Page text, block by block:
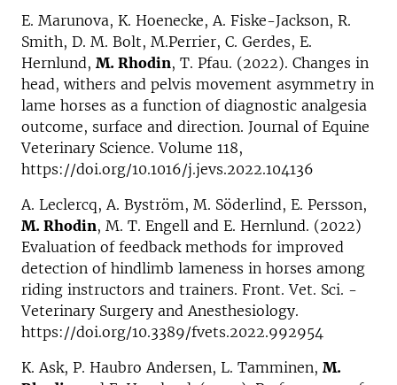
E. Marunova, K. Hoenecke, A. Fiske-Jackson, R.
Smith, D. M. Bolt, M.Perrier, C. Gerdes, E.
Hernlund, M. Rhodin, T. Pfau. (2022). Changes in
head, withers and pelvis movement asymmetry in
lame horses as a function of diagnostic analgesia
outcome, surface and direction. Journal of Equine
Veterinary Science. Volume 118,
https://doi.org/10.1016/j.jevs.2022.104136
A. Leclercq, A. Byström, M. Söderlind, E. Persson,
M. Rhodin, M. T. Engell and E. Hernlund. (2022)
Evaluation of feedback methods for improved
detection of hindlimb lameness in horses among
riding instructors and trainers. Front. Vet. Sci. -
Veterinary Surgery and Anesthesiology.
https://doi.org/10.3389/fvets.2022.992954
K. Ask, P. Haubro Andersen, L. Tamminen, M.